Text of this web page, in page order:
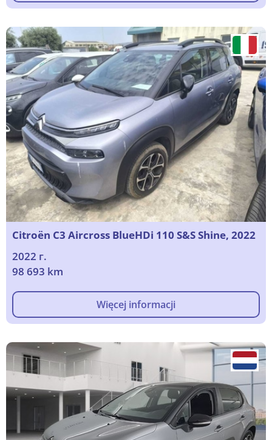
Citroën C3 Aircross BlueHDi 110 S&S Shine, 2022
2022 г.
98 693 km
Więcej informacji